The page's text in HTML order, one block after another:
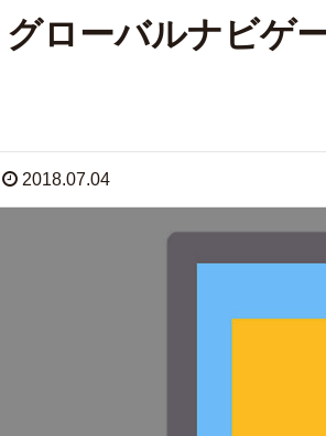
グローバルナビゲ
2018.07.04